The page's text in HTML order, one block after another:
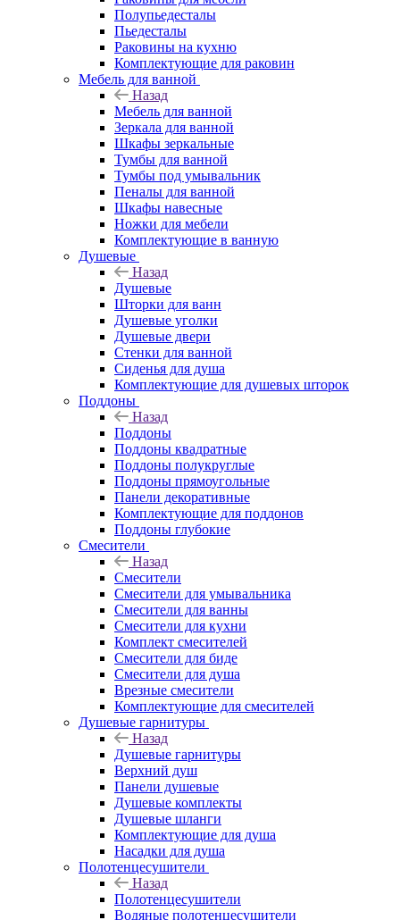
Полупьедесталы
Пьедесталы
Раковины на кухню
Комплектующие для раковин
Мебель для ванной
Назад
Мебель для ванной
Зеркала для ванной
Шкафы зеркальные
Тумбы для ванной
Тумбы под умывальник
Пеналы для ванной
Шкафы навесные
Ножки для мебели
Комплектующие в ванную
Душевые
Назад
Душевые
Шторки для ванн
Душевые уголки
Душевые двери
Стенки для ванной
Сиденья для душа
Комплектующие для душевых шторок
Поддоны
Назад
Поддоны
Поддоны квадратные
Поддоны полукруглые
Поддоны прямоугольные
Панели декоративные
Комплектующие для поддонов
Поддоны глубокие
Смесители
Назад
Смесители
Смесители для умывальника
Смесители для ванны
Смесители для кухни
Комплект смесителей
Смесители для биде
Смесители для душа
Врезные смесители
Комплектующие для смесителей
Душевые гарнитуры
Назад
Душевые гарнитуры
Верхний душ
Панели душевые
Душевые комплекты
Душевые шланги
Комплектующие для душа
Насадки для душа
Полотенцесушители
Назад
Полотенцесушители
Водяные полотенцесушители